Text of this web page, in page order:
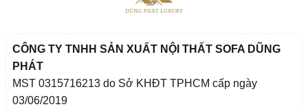
CÔNG TY TNHH SẢN XUẤT NỘI THẤT SOFA DŨNG
PHÁT
MST 0315716213 do Sở KHĐT TPHCM cấp ngày
03/06/2019